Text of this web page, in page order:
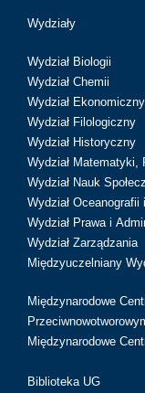
Wydziały
Wydział Biologii
Wydział Chemii
Wydział Ekonomiczny
Wydział Filologiczny
Wydział Historyczny
Wydział
Wydział Nauk
Wydział Oceanografii
Wydział Prawa i
Wydział Zarządzania
Międzyuczelniany
Międzynarodowe
Międzynarodowe
Biblioteka UG